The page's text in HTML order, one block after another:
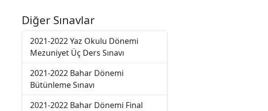
Diğer Sınavlar
2021-2022 Yaz Okulu Dönemi
Mezuniyet Üç Ders Sınavı
2021-2022 Bahar Dönemi
Bütünleme Sınavı
2021-2022 Bahar Dönemi Final